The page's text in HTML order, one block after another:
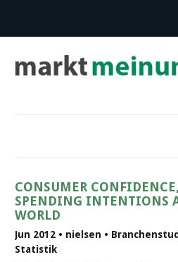
CONSUMER
SPENDING INTENTIONS
WORLD
Jun 2012 • nielsen •
Statistik